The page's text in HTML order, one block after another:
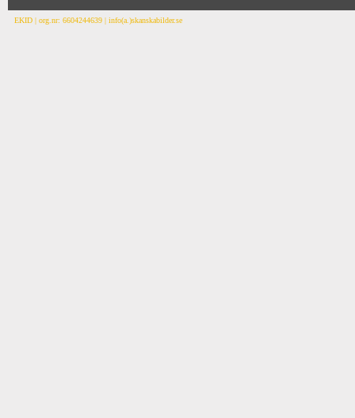
EKID | org.nr: 6604244639 | info(a.)skanskabilder.se